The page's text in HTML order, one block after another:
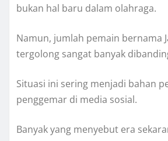
bukan hal baru dalam olahraga.
Namun, jumlah pemain bernama
tergolong sangat banyak
Situasi ini sering menjadi bahan
penggemar di media sosial.
Banyak yang menyebut era